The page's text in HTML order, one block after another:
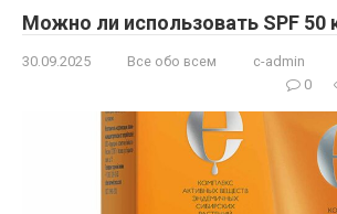
Можно ли использовать SPF
30.09.2025 Все обо всем
c-admin
0